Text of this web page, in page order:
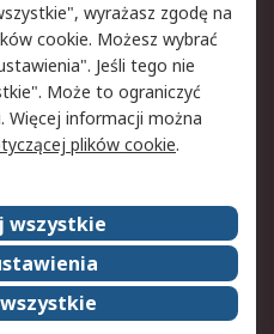
Polityka dotycząca
plików cookie
Użytkowanie witryny
Warunki Sprzedaży
Kontakt
RS na świecie
Nagrody dla RS
wyrażasz zgodę na
cookie. Możesz wybrać
Jeśli tego nie
Może to ograniczyć
Więcej informacji można
plików cookie.
wszystkie